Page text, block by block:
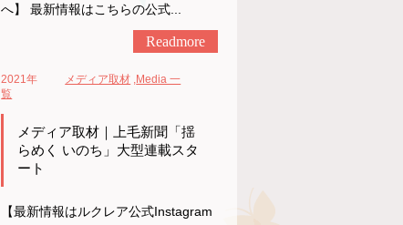
へ】 最新情報はこちらの公式...
Readmore
2021年 メディア取材 ,Media 一
覧
メディア取材｜上毛新聞「揺
らめく いのち」大型連載スタ
ート
【最新情報はルクレア公式Instagram